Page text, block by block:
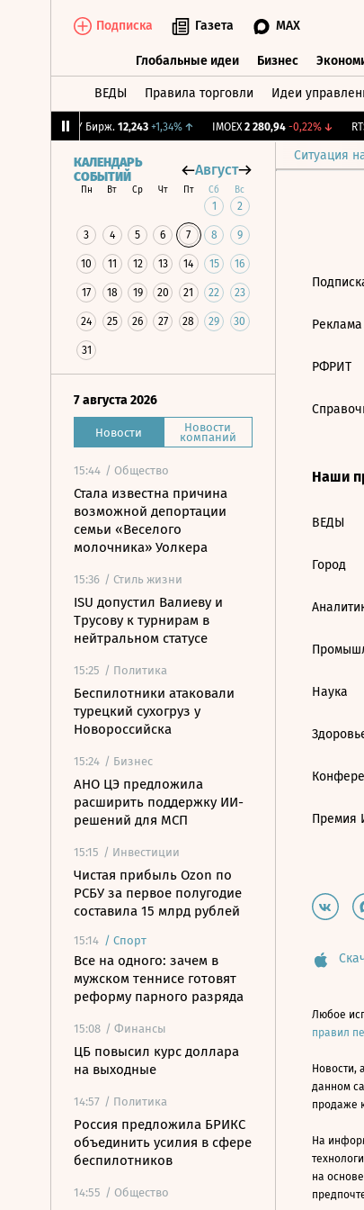
Подписка Газета MAX
Глобальные идеи Бизнес
ВЕДЫ Правила торговли Идеи
CNY Бирж. 12,243 +1,34%↑ IMOEX 2 280,94 -0,22%↓ RTSI
Ситуация
КАЛЕНДАРЬ
СОБЫТИЙ
Август
Пн Вт Ср Чт Пт Сб Вс
1 2
3 4 5 6 7 8 9
10 11 12 13 14 15 16
17 18 19 20 21 22 23
24 25 26 27 28 29 30
31
7 августа 2026
Новости Новости
компаний
15:44 / Общество
Стала известна причина
возможной депортации
семьи «Веселого
молочника» Уолкера
15:36 / Стиль жизни
ISU допустил Валиеву и
Трусову к турнирам в
нейтральном статусе
15:25 / Политика
Беспилотники атаковали
турецкий сухогруз у
Новороссийска
15:24 / Бизнес
АНО ЦЭ предложила
расширить поддержку ИИ-
решений для МСП
15:15 / Инвестиции
Чистая прибыль Ozon по
РСБУ за первое полугодие
составила 15 млрд рублей
15:14 / Спорт
Все на одного: зачем в
мужском теннисе готовят
реформу парного разряда
15:08 / Финансы
ЦБ повысил курс доллара
на выходные
14:57 / Политика
Россия предложила БРИКС
объединить усилия в сфере
беспилотников
14:55 / Общество
Реклама
РФРИТ
Наши
ВЕДЫ
Город
Наука
Премия
Любое
правил
Новости,
данном
продаже
На
на